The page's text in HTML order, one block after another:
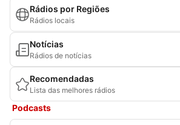
Rádios por Regiões
Rádios locais
Notícias
Rádios de notícias
Recomendadas
Lista das melhores rádios
Podcasts